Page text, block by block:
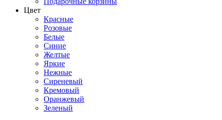
Цвет
Красные
Розовые
Белые
Синие
Желтые
Яркие
Нежные
Сиреневый
Кремовый
Оранжевый
Зеленый